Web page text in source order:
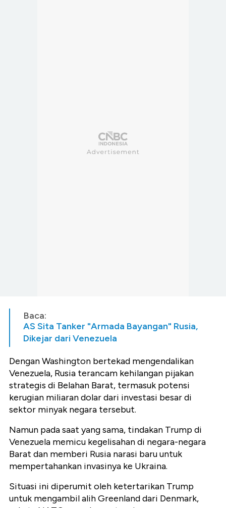
Baca:
AS Sita Tanker "Armada Bayangan" Rusia,
Dikejar dari Venezuela
Dengan Washington bertekad mengendalikan
Venezuela, Rusia terancam kehilangan pijakan
strategis di Belahan Barat, termasuk potensi
kerugian miliaran dolar dari investasi besar di
sektor minyak negara tersebut.
Namun pada saat yang sama, tindakan Trump di
Venezuela memicu kegelisahan di negara-negara
Barat dan memberi Rusia narasi baru untuk
mempertahankan invasinya ke Ukraina.
Situasi ini diperumit oleh ketertarikan Trump
untuk mengambil alih Greenland dari Denmark,